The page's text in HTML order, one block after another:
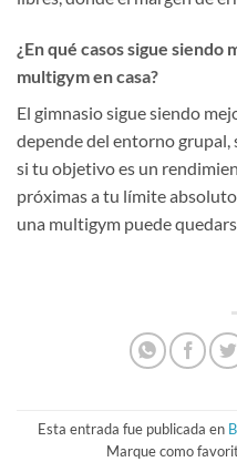
¿En qué casos sigue siendo
multigym en casa?
El gimnasio sigue siendo
depende del entorno grupal,
si tu objetivo es un
próximas a tu límite
una multigym puede
Esta entrada fue publicada en
Marque como